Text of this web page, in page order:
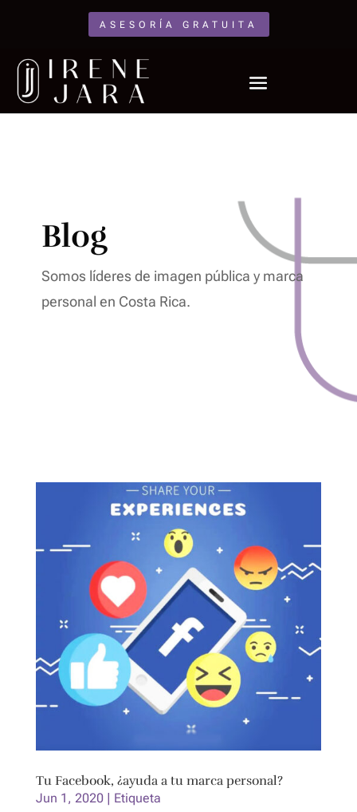
ASESORÍA GRATUITA
Blog
Somos líderes de imagen pública y marca
personal en Costa Rica.
Tu Facebook, ¿ayuda a tu marca personal?
Jun 1, 2020| Etiqueta